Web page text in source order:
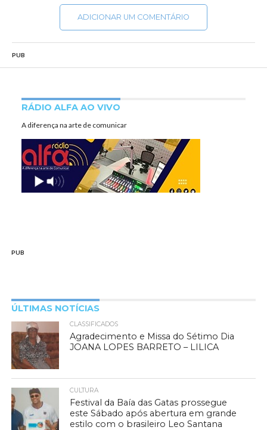
ADICIONAR UM COMENTÁRIO
PUB
RÁDIO ALFA AO VIVO
A diferença na arte de comunicar
PUB
ÚLTIMAS NOTÍCIAS
CLASSIFICADOS
Agradecimento e Missa do Sétimo Dia
JOANA LOPES BARRETO – LILICA
CULTURA
Festival da Baía das Gatas prossegue
este Sábado após abertura em grande
estilo com o brasileiro Leo Santana